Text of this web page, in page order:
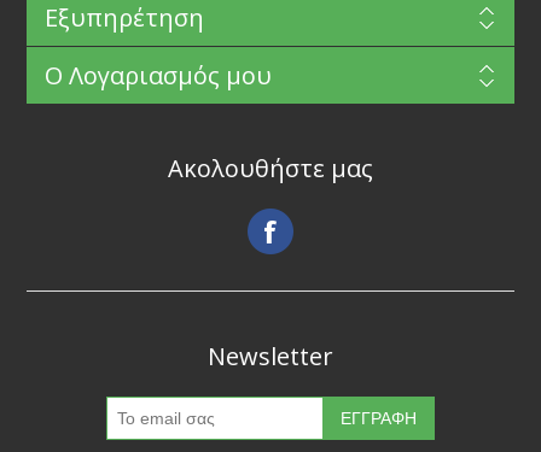
Εξυπηρέτηση
Ο Λογαριασμός μου
Ακολουθήστε μας
Newsletter